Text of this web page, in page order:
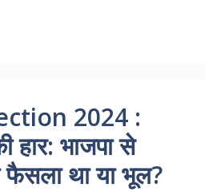
2024 :
हार: भाजपा से
फैसला था या भूल?